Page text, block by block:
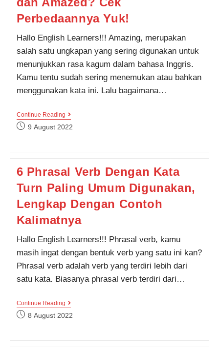
Perbedaannya Yuk!
Hallo English Learners!!! Amazing, merupakan
salah satu ungkapan yang sering digunakan untuk
menunjukkan rasa kagum dalam bahasa Inggris.
Kamu tentu sudah sering menemukan atau bahkan
menggunakan kata ini. Lalu bagaimana…
Continue ReadingMasih
Dalam
Amazed?
Cek
Perbedaannya
Yuk!
Post9 August 2022
6 Phrasal Verb Dengan Kata
Turn Paling Umum Digunakan,
Lengkap Dengan Contoh
Kalimatnya
Hallo English Learners!!! Phrasal verb, kamu
masih ingat dengan bentuk verb yang satu ini kan?
Phrasal verb adalah verb yang terdiri lebih dari
satu kata. Biasanya phrasal verb terdiri dari…
Continue Reading6
Verb
Post8 August 2022